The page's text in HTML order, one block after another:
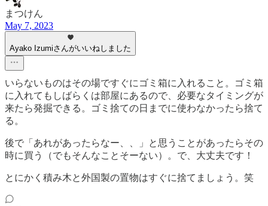
まつけん
May 7, 2023
Ayako Izumiさんがいいねしました
いらないものはその場ですぐにゴミ箱に入れること。ゴミ箱
に入れてもしばらくは部屋にあるので、必要なタイミングが
来たら発掘できる。ゴミ捨ての日までに使わなかったら捨て
る。
後で「あれがあったらなー、、」と思うことがあったらその
時に買う（でもそんなことそーない）。で、大丈夫です！
とにかく積み木と外国製の置物はすぐに捨てましょう。笑